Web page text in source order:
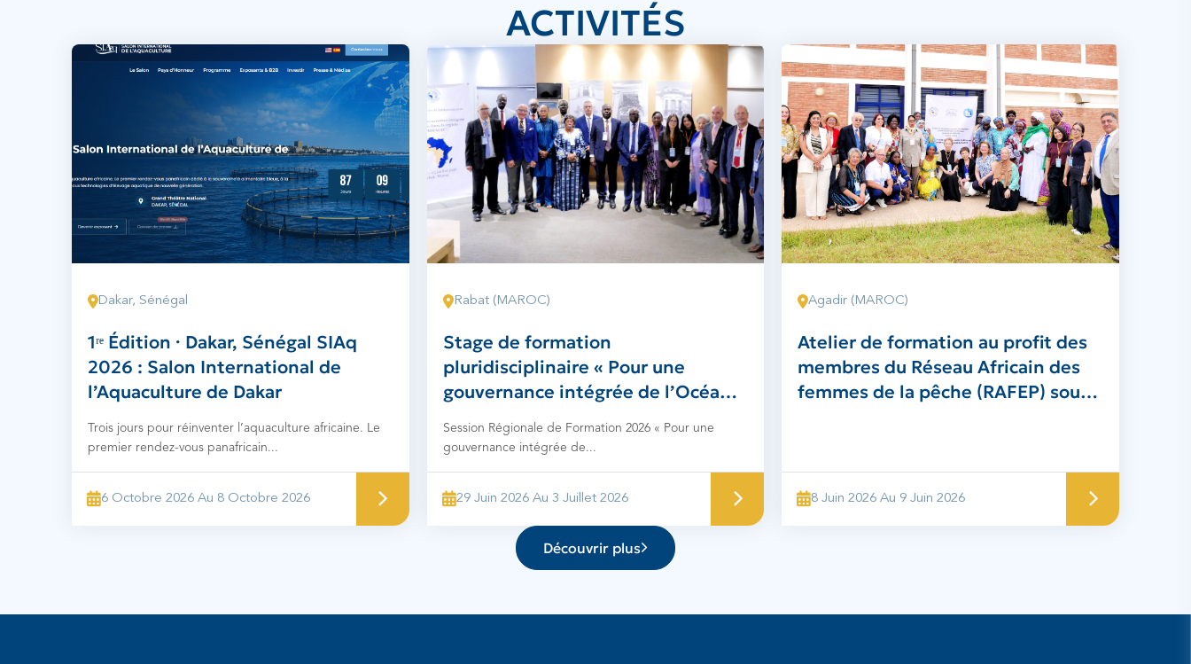
ACTIVITÉS
Dakar, Sénégal
1ʳᵉ Édition · Dakar, Sénégal SIAq
2026 : Salon International de
l’Aquaculture de Dakar
Trois jours pour réinventer l’aquaculture africaine. Le
premier rendez-vous panafricain...
6 Octobre 2026 Au 8 Octobre 2026
Rabat (MAROC)
Stage de formation
pluridisciplinaire « Pour une
gouvernance intégrée de l’Océan
dans la région COMHAFAT
Session Régionale de Formation 2026 « Pour une
gouvernance intégrée de...
29 Juin 2026 Au 3 Juillet 2026
Agadir (MAROC)
Atelier de formation au profit des
membres du Réseau Africain des
femmes de la pêche (RAFEP) sous
des membres du RAFEP »
8 Juin 2026 Au 9 Juin 2026
Découvrir plus